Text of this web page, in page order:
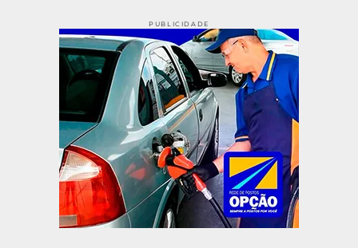
PUBLICIDADE